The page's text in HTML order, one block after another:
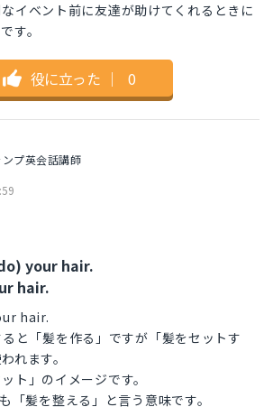
イベント前に友達が助けてくれるときに
す。
役に立った ｜ 0
プ英会話講師
your hair.
hair.
hair.
と「髪を作る」ですが「髪をセットす
れます。
ト」のイメージです。
「髪を整える」と言う意味です。